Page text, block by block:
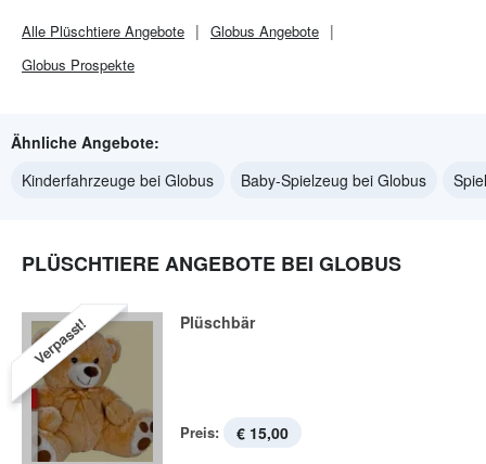
Alle Plüschtiere Angebote Globus Angebote
Globus Prospekte
Ähnliche Angebote:
Kinderfahrzeuge bei Globus
Baby-Spielzeug bei Globus
PLÜSCHTIERE ANGEBOTE BEI GLOBUS
Verpasst! Plüschbär
Preis: € 15,00